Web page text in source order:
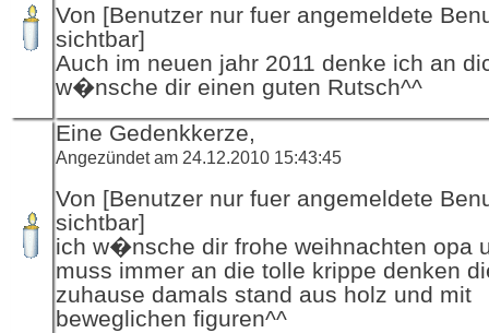
Von [Benutzer nur fuer angemeldete
sichtbar]
Auch im neuen jahr 2011 denke ich an
w�nsche dir einen guten Rutsch^^
Eine Gedenkkerze,
Angezündet am 24.12.2010 15:43:45
Von [Benutzer nur fuer angemeldete
sichtbar]
ich w�nsche dir frohe weihnachten opa
muss immer an die tolle krippe denken
zuhause damals stand aus holz und mit
beweglichen figuren^^